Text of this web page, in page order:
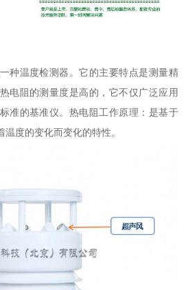
种温度检测器。它的主要特点是测量精
电阻的测量度是高的，它不仅广泛应用
准的基准仪。热电阻工作原理：是基于
度的变化而变化的特性。